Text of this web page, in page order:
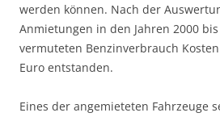
werden können. Nach der
Anmietungen in den Jahren 2000
vermuteten Benzinverbrauch
Euro entstanden.
Eines der angemieteten Fahrzeuge